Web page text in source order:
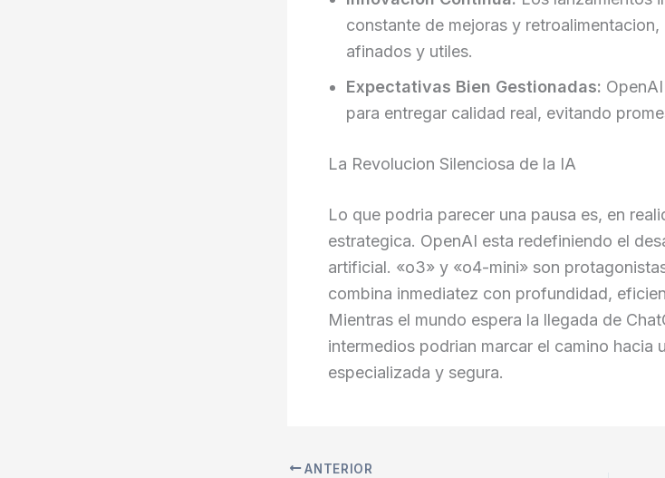
constante de mejoras y
afinados y utiles.
Expectativas Bien Gestionadas:
para entregar calidad real, evitando
La Revolucion Silenciosa de la IA
Lo que podria parecer una pausa es, en
estrategica. OpenAI esta redefiniendo el
artificial. «o3» y «o4-mini» son
combina inmediatez con profundidad,
Mientras el mundo espera la llegada de
intermedios podrian marcar el camino hacia
especializada y segura.
ANTERIOR